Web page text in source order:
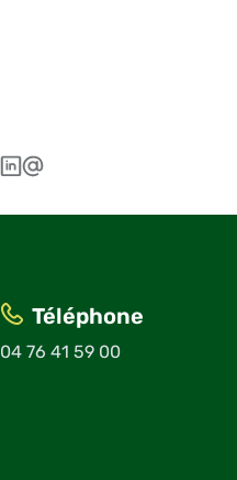
Téléphone
04 76 41 59 00